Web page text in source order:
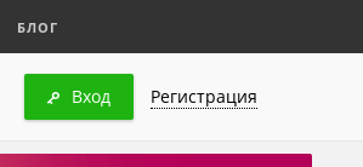
БЛОГ
Вход Регистрация